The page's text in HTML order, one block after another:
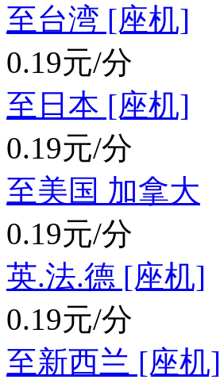
至台湾 [座机]
0.19元/分
至日本 [座机]
0.19元/分
至美国 加拿大
0.19元/分
英.法.德 [座机]
0.19元/分
至新西兰 [座机]